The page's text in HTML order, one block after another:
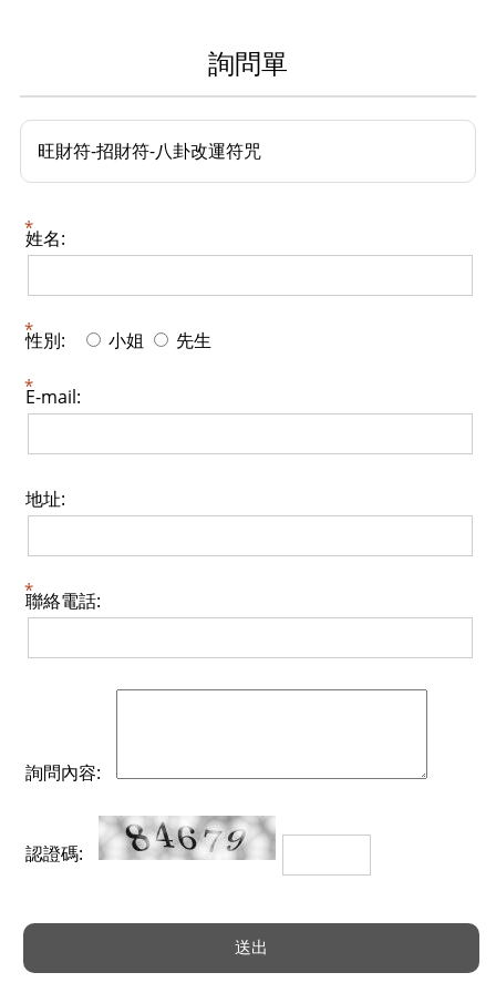
詢問單
旺財符-招財符-八卦改運符咒
姓名:
性別: 小姐 先生
E-mail:
地址:
聯絡電話:
詢問內容:
認證碼: